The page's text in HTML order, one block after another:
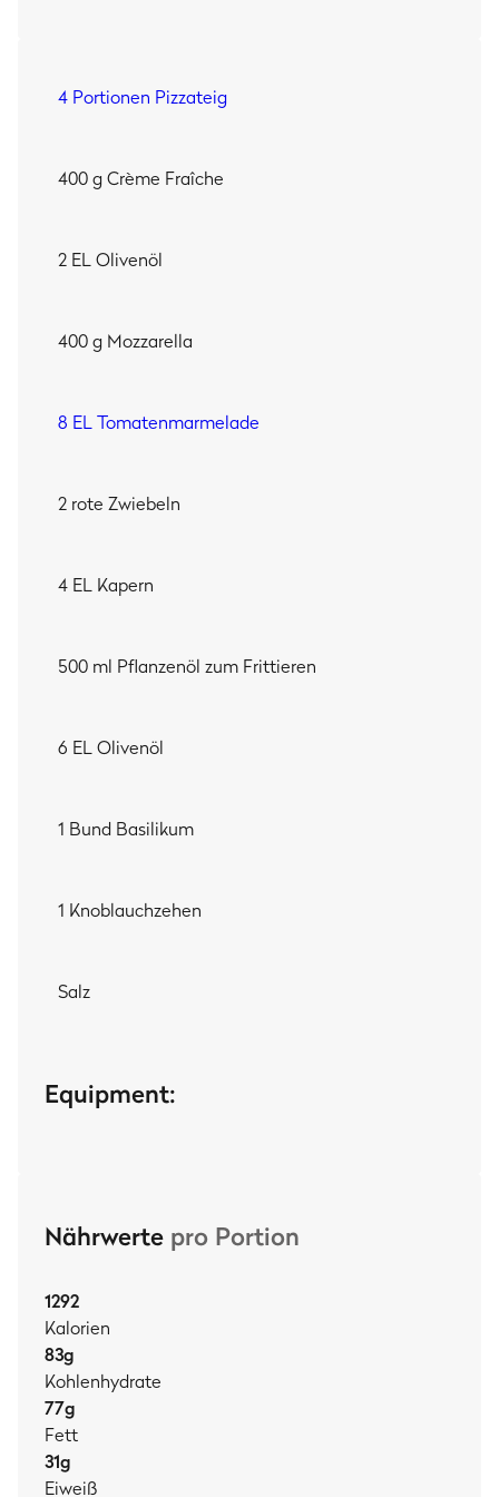
drizzeln wir noch ein lässig aus dem Ärmel geschütteltes
Und jetzt heißt es: Ein Stück schnappen, selbstgefällig
4 Portionen Pizzateig
400 g Crème Fraîche
2 EL Olivenöl
400 g Mozzarella
8 EL Tomatenmarmelade
2 rote Zwiebeln
4 EL Kapern
500 ml Pflanzenöl zum Frittieren
6 EL Olivenöl
1 Bund Basilikum
1 Knoblauchzehen
Salz
Equipment:
Nährwerte pro Portion
1292
Kalorien
83g
Kohlenhydrate
77g
Fett
31g
Eiweiß